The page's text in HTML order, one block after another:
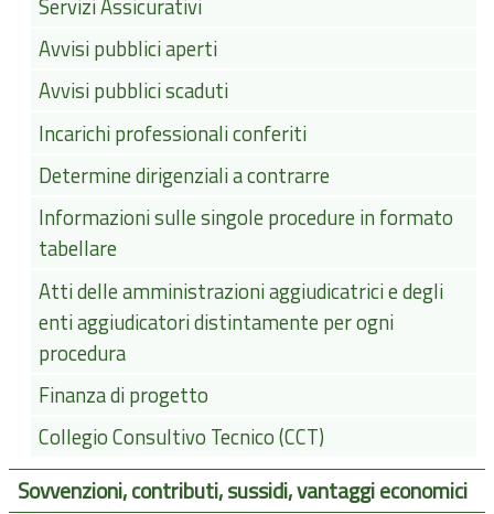
Servizi Assicurativi
Avvisi pubblici aperti
Avvisi pubblici scaduti
Incarichi professionali conferiti
Determine dirigenziali a contrarre
Informazioni sulle singole procedure in formato
tabellare
Atti delle amministrazioni aggiudicatrici e degli
enti aggiudicatori distintamente per ogni
procedura
Finanza di progetto
Collegio Consultivo Tecnico (CCT)
Sovvenzioni, contributi, sussidi, vantaggi economici